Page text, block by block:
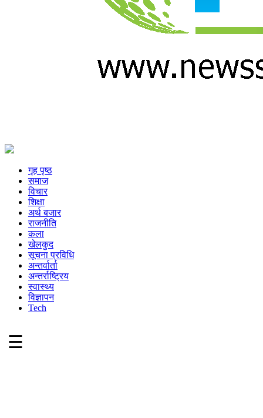
गृह पृष्ठ
समाज
विचार
शिक्षा
अर्थ बजार
राजनीति
कला
खेलकुद
सूचना प्रविधि
अन्तर्वार्ता
अन्तर्राष्ट्रिय
स्वास्थ्य
विज्ञापन
Tech
☰